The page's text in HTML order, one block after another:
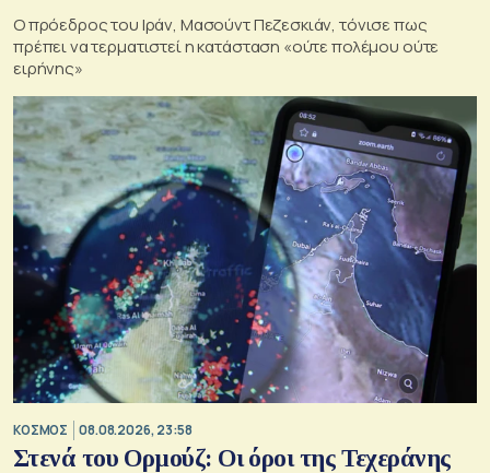
Ο πρόεδρος του Ιράν, Μασούντ Πεζεσκιάν, τόνισε πως
πρέπει να τερματιστεί η κατάσταση «ούτε πολέμου ούτε
ειρήνης»
ΚΟΣΜΟΣ 08.08.2026, 23:58
Στενά του Ορμούζ: Οι όροι της Τεχεράνης